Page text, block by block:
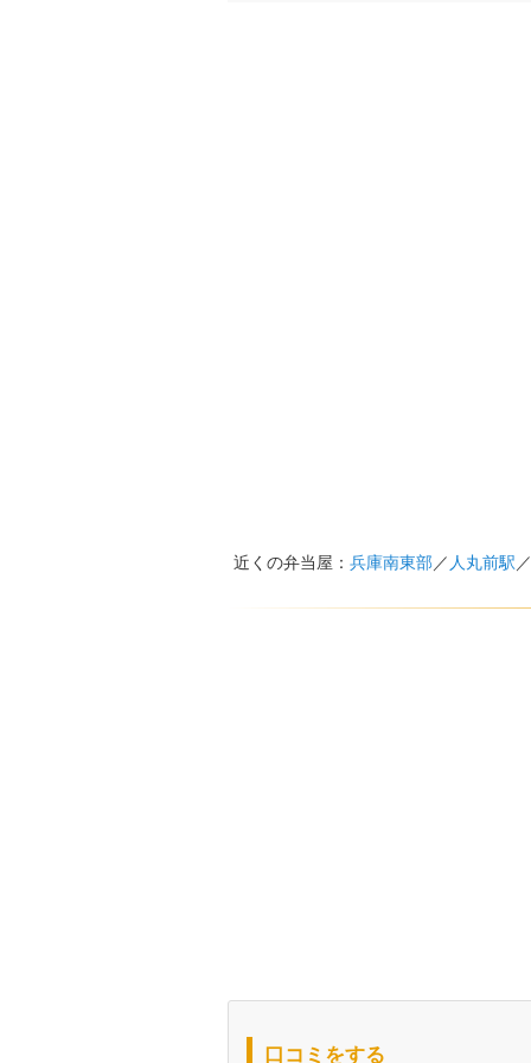
近くの弁当屋： 兵庫南東部／ 人丸前駅 ／
口コミをする